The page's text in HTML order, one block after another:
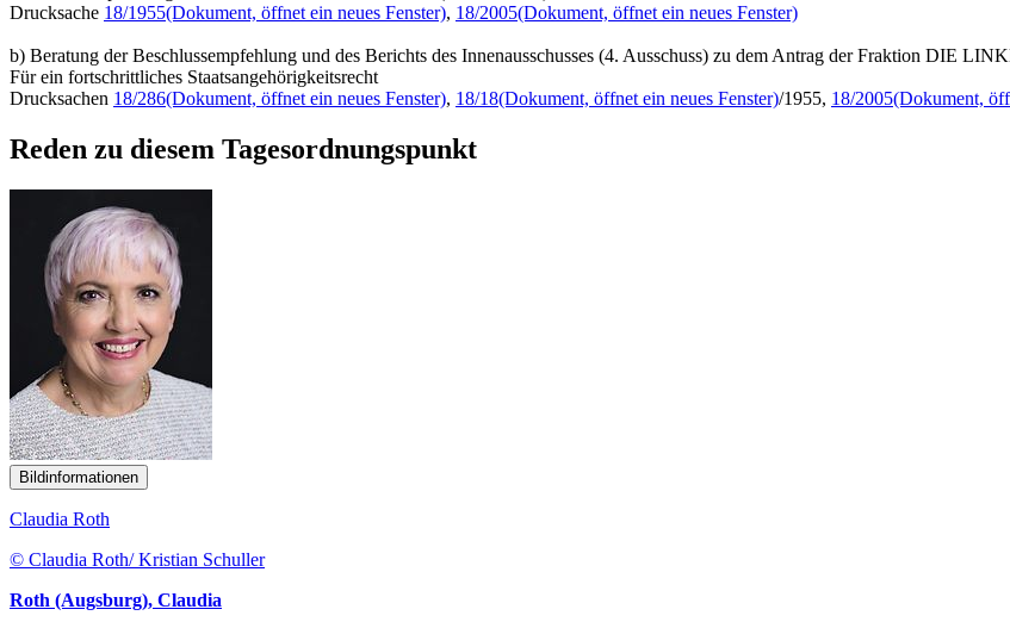
Drucksache 18/1955(Dokument, öffnet ein neues Fenster), 18/2005(Dokument, öffnet ein neues Fenster)
b) Beratung der Beschlussempfehlung und des Berichts des Innenausschusses (4. Ausschuss) zu dem Antrag der Fraktion DIE
Für ein fortschrittliches Staatsangehörigkeitsrecht
Drucksachen 18/286(Dokument, öffnet ein neues Fenster), 18/18(Dokument, öffnet ein neues Fenster)/1955, 18/2005(Dokument,
Reden zu diesem Tagesordnungspunkt
Bildinformationen
Claudia Roth
© Claudia Roth/ Kristian Schuller
Roth (Augsburg), Claudia